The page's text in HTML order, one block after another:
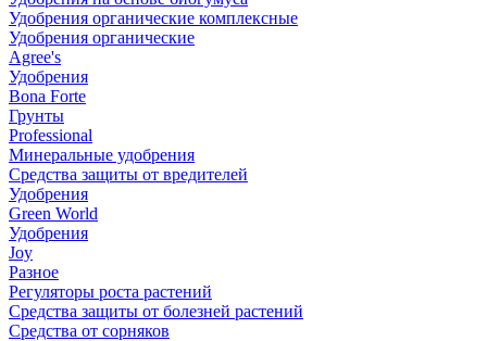
Удобрения органические комплексные
Удобрения органические
Agree's
Удобрения
Bona Forte
Грунты
Professional
Минеральные удобрения
Средства защиты от вредителей
Удобрения
Green World
Удобрения
Joy
Разное
Регуляторы роста растений
Средства защиты от болезней растений
Средства от сорняков